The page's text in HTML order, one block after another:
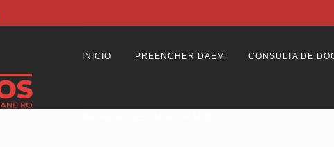
INÍCIO PREENCHER DAEM CONSULTA DE